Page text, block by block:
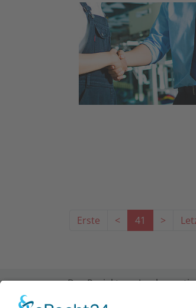
Erste < 41 >
Das Projekt zur
der Forschungsstelle des